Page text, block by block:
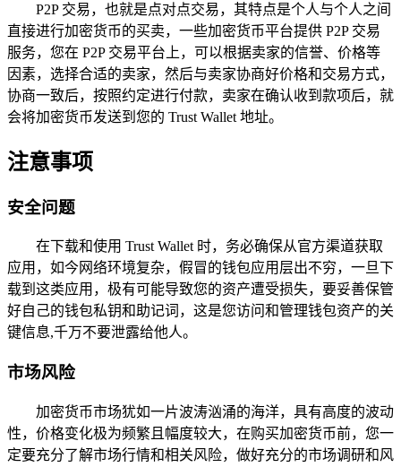
P2P 交易，也就是点对点交易，其特点是个人与个人之间
直接进行加密货币的买卖，一些加密货币平台提供 P2P 交易
服务，您在 P2P 交易平台上，可以根据卖家的信誉、价格等
因素，选择合适的卖家，然后与卖家协商好价格和交易方式，
协商一致后，按照约定进行付款，卖家在确认收到款项后，就
会将加密货币发送到您的 Trust Wallet 地址。
注意事项
安全问题
在下载和使用 Trust Wallet 时，务必确保从官方渠道获取
应用，如今网络环境复杂，假冒的钱包应用层出不穷，一旦下
载到这类应用，极有可能导致您的资产遭受损失，要妥善保管
好自己的钱包私钥和助记词，这是您访问和管理钱包资产的关
键信息,千万不要泄露给他人。
市场风险
加密货币市场犹如一片波涛汹涌的海洋，具有高度的波动
性，价格变化极为频繁且幅度较大，在购买加密货币前，您一
定要充分了解市场行情和相关风险，做好充分的市场调研和风